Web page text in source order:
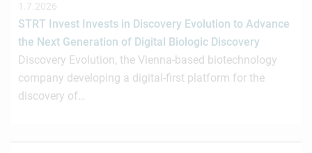
1.7.2026
STRT Invest Invests in Discovery Evolution to Advance
the Next Generation of Digital Biologic Discovery
Discovery Evolution, the Vienna-based biotechnology
company developing a digital-first platform for the
discovery of…